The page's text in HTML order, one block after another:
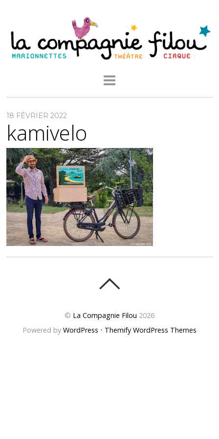
18 FÉVRIER 2022
kamivelo
© La Compagnie Filou 2026
Powered by WordPress • Themify WordPress Themes